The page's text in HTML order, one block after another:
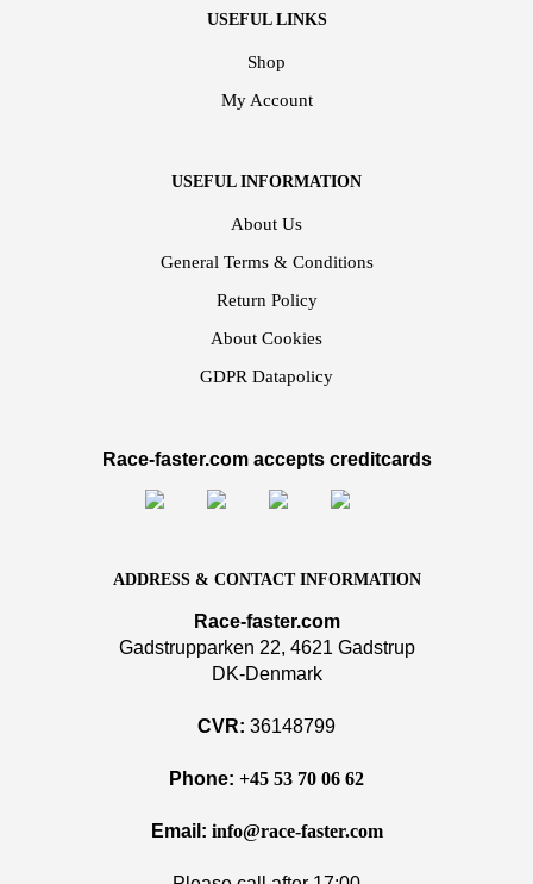
USEFUL LINKS
Shop
My Account
USEFUL INFORMATION
About Us
General Terms & Conditions
Return Policy
About Cookies
GDPR Datapolicy
Race-faster.com accepts creditcards
ADDRESS & CONTACT INFORMATION
Race-faster.com
Gadstrupparken 22, 4621 Gadstrup
DK-Denmark
CVR: 36148799
Phone: +45 53 70 06 62
Email: info@race-faster.com